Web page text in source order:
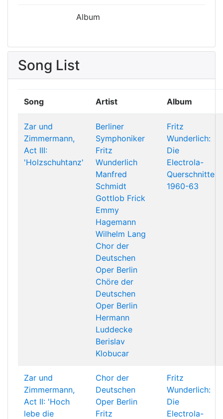
Album
Song List
Song Artist Album
Zar und
Zimmermann,
Act III:
'Holzschuhtanz'
Berliner
Symphoniker
Fritz
Wunderlich
Manfred
Schmidt
Gottlob Frick
Emmy
Hagemann
Wilhelm Lang
Chor der
Deutschen
Oper Berlin
Chöre der
Deutschen
Oper Berlin
Hermann
Luddecke
Berislav
Klobucar
Fritz
Wunderlich:
Die
Electrola-
Querschnitte
1960-63
Zar und
Zimmermann,
Act II: 'Hoch
lebe die
Chor der
Deutschen
Oper Berlin
Fritz
Fritz
Wunderlich:
Die
Electrola-